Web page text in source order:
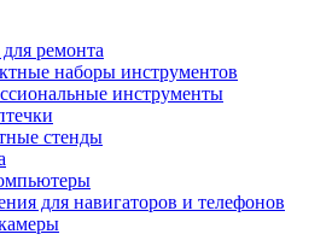
ремонта
наборы инструментов
инструменты
стенды
для навигаторов и телефонов